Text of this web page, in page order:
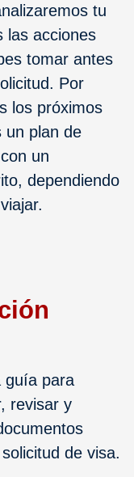
tu
las acciones
tomar antes
Por
los próximos
un plan de
un
dependiendo
guía para
revisar y
de visa.